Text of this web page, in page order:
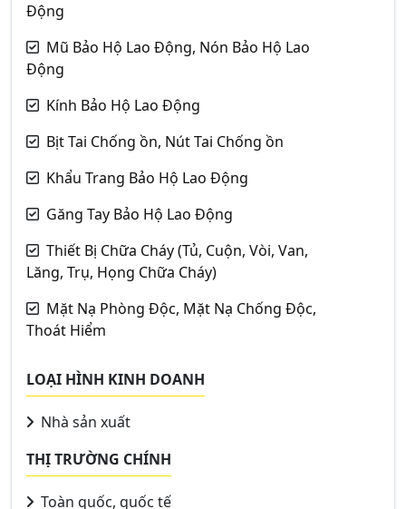
Động
Mũ Bảo Hộ Lao Động, Nón Bảo Hộ Lao
Động
Kính Bảo Hộ Lao Động
Bịt Tai Chống ồn, Nút Tai Chống ồn
Khẩu Trang Bảo Hộ Lao Động
Găng Tay Bảo Hộ Lao Động
Thiết Bị Chữa Cháy (Tủ, Cuộn, Vòi, Van,
Lăng, Trụ, Họng Chữa Cháy)
Mặt Nạ Phòng Độc, Mặt Nạ Chống Độc,
Thoát Hiểm
LOẠI HÌNH KINH DOANH
Nhà sản xuất
THỊ TRƯỜNG CHÍNH
Toàn quốc, quốc tế